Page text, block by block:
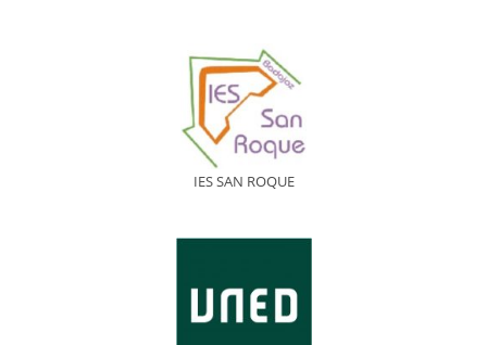
IES SAN ROQUE